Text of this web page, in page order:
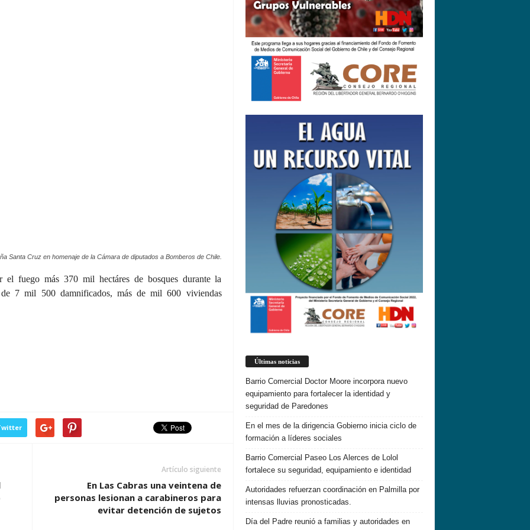
Santa Cruz en homenaje de la Cámara de diputados a Bomberos de Chile.
el fuego más 370 mil hectáres de bosques durante la
de 7 mil 500 damnificados, más de mil 600 viviendas
Artículo siguiente
En Las Cabras una veintena de
personas lesionan a carabineros para
evitar detención de sujetos
Últimas noticias
Barrio Comercial Doctor Moore incorpora nuevo
equipamiento para fortalecer la identidad y
seguridad de Paredones
En el mes de la dirigencia Gobierno inicia ciclo de
formación a líderes sociales
Barrio Comercial Paseo Los Alerces de Lolol
fortalece su seguridad, equipamiento e identidad
Autoridades refuerzan coordinación en Palmilla por
intensas lluvias pronosticadas.
Día del Padre reunió a familias y autoridades en